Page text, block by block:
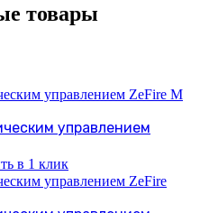
товары
управлением
в 1 клик